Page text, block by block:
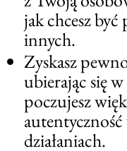
jak chcesz być
innych.
Zyskasz
ubierając się
poczujesz
działaniach.